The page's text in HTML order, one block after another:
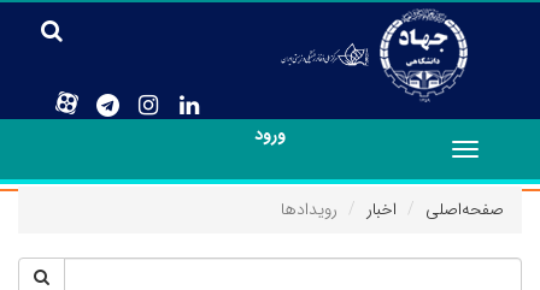
ورود
Toggle
navigation
صفحه‌اصلی
اخبار رویدادها